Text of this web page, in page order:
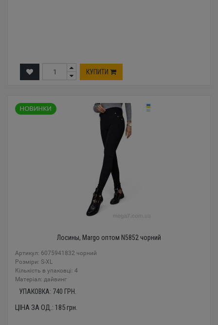
КУПИТИ
Лосины, Margo оптом N5852 чорний
Артикул: 6075941832 чорний
Розміри: S-XL
Кількість в упаковці: 4
Mатеріал: дайвинг
УПАКОВКА: 740 ГРН.
ЦІНА ЗА ОД.: 185грн.